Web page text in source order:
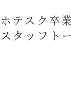
ホテスク卒
スタッフト